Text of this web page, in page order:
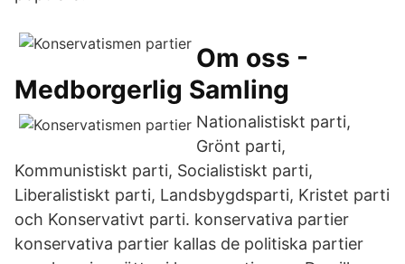
Om oss -
Medborgerlig Samling
Nationalistiskt parti,
Grönt parti,
Kommunistiskt parti, Socialistiskt parti,
Liberalistiskt parti, Landsbygdsparti, Kristet parti
och Konservativt parti. konservativa partier
konservativa partier kallas de politiska partier